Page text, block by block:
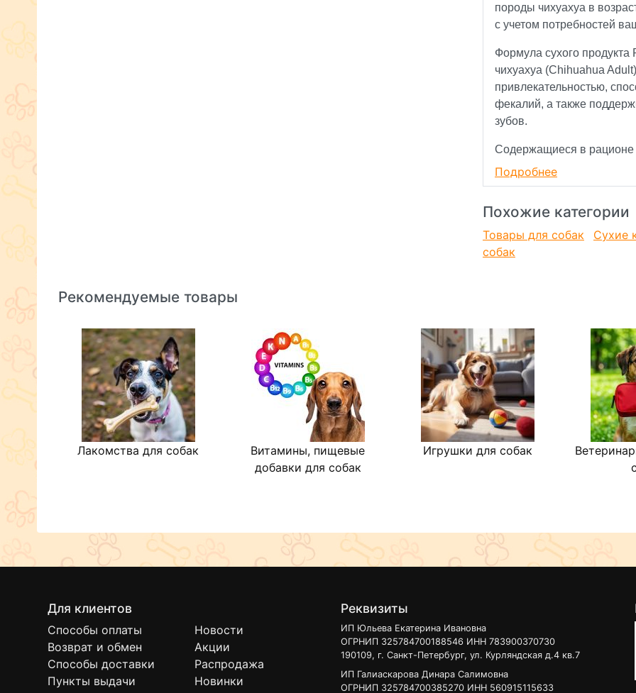
породы чихуахуа в
с учетом потребностей
Формула сухого
чихуахуа (Chihuahua
привлекательностью,
фекалий, а также
зубов.
Содержащиеся в рационе
легко усваиваются и
(Chihuahua Adult), форма,
для собак породы
привлекательностью,
Преимущества
1) Высокая вкусовая
Royal Canin Корм для
удовлетворит аппетит
благодаря сочетанию
гранул и тщательно
2) Снижение объема и
клиноптилолита.
3) Поддержание здоровья
Формула способствует
появлению зубного камня
гранул, которая
Подробнее
Похожие категории
Товары для собак Сухие
собак
Рекомендуемые товары
Лакомства для собак
Витамины, пищевые
добавки для собак
Игрушки для собак
Для клиентов
Способы оплаты
Возврат и обмен
Способы доставки
Пункты выдачи
Новости
Акции
Распродажа
Новинки
Реквизиты
ИП Юльева Екатерина Ивановна
ОГРНИП 325784700188546 ИНН 783900370730
190109, г. Санкт-Петербург, ул. Курляндская д.4 кв.7
ИП Галиаскарова Динара Салимовна
ОГРНИП 325784700385270 ИНН 560915115633